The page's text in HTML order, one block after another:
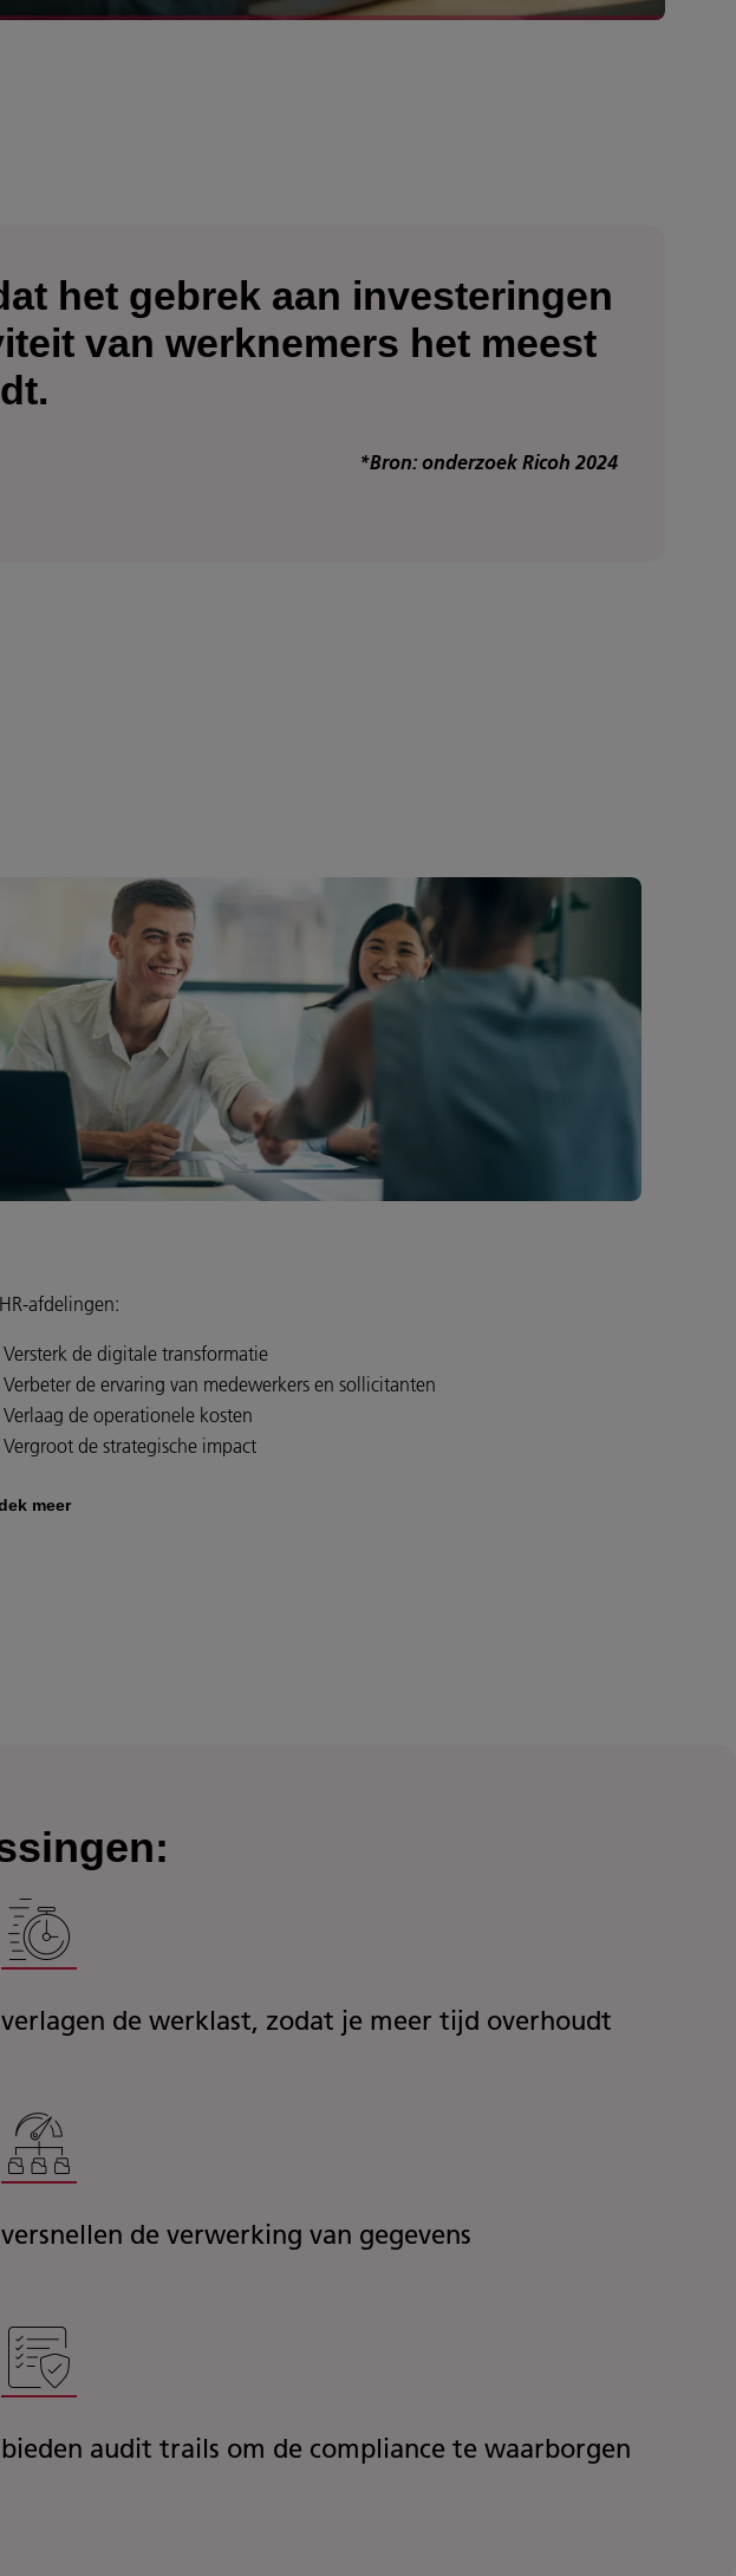
het gebrek aan investeringen
van werknemers het meest
*Bron: onderzoek Ricoh 2024
afdelingen:
Versterk de digitale transformatie
Verbeter de ervaring van medewerkers en sollicitanten
Verlaag de operationele kosten
Vergroot de strategische impact
meer
verlagen de werklast, zodat je meer tijd overhoudt
versnellen de verwerking van gegevens
bieden audit trails om de compliance te waarborgen